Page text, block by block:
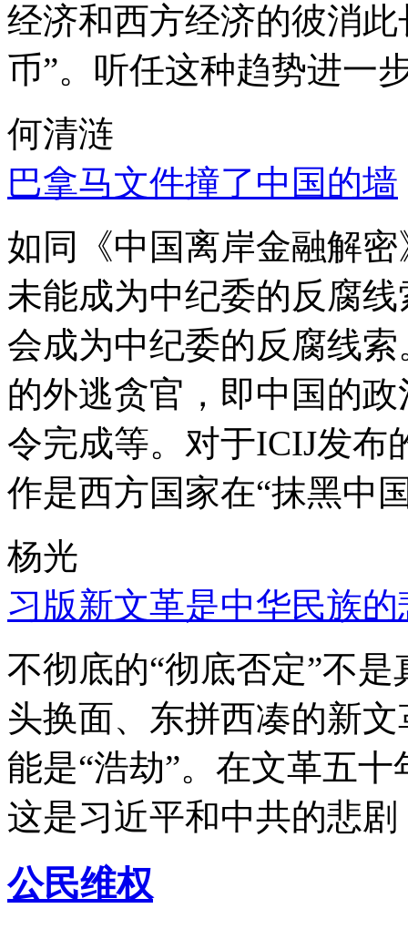
经济和西方经济的彼消
币”。听任这种趋势进一
何清涟
巴拿马文件撞了中国的墙
如同《中国离岸金融解
未能成为中纪委的反腐
会成为中纪委的反腐线
的外逃贪官，即中国的
令完成等。对于ICIJ发布
作是西方国家在“抹黑中
杨光
习版新文革是中华民族的
不彻底的“彻底否定”不
头换面、东拼西凑的新
能是“浩劫”。在文革五
这是习近平和中共的悲
公民维权